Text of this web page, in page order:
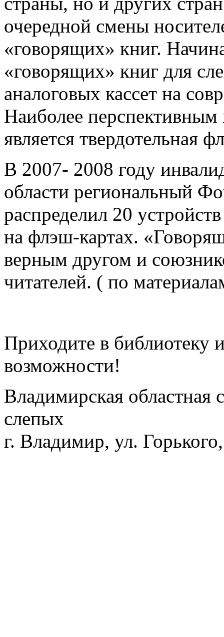
очередной смены
«говорящих» книг.
«говорящих» книг для
аналоговых кассет на
Наиболее перспективным
является твердотельная
В 2007- 2008 году
области региональный
распределил 20
на флэш-картах.
верным другом и
читателей. ( по
Приходите в библиотеку
возможности!
Владимирская областная
слепых
г. Владимир, ул.